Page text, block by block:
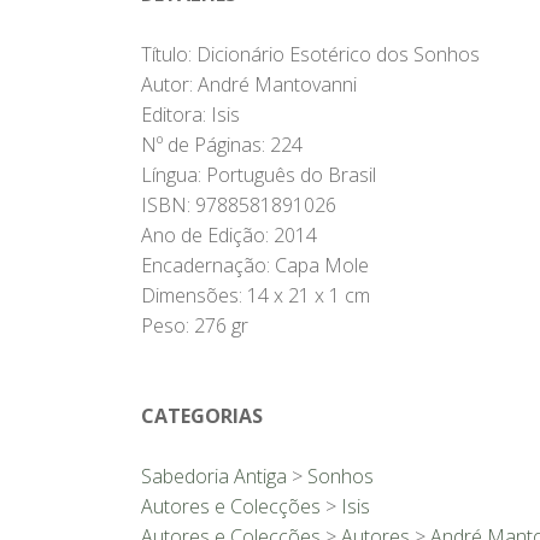
Título: Dicionário Esotérico dos Sonhos
Autor: André Mantovanni
Editora: Isis
Nº de Páginas: 224
Língua: Português do Brasil
ISBN: 9788581891026
Ano de Edição: 2014
Encadernação: Capa Mole
Dimensões: 14 x 21 x 1 cm
Peso: 276 gr
CATEGORIAS
Sabedoria Antiga > Sonhos
Autores e Colecções > Isis